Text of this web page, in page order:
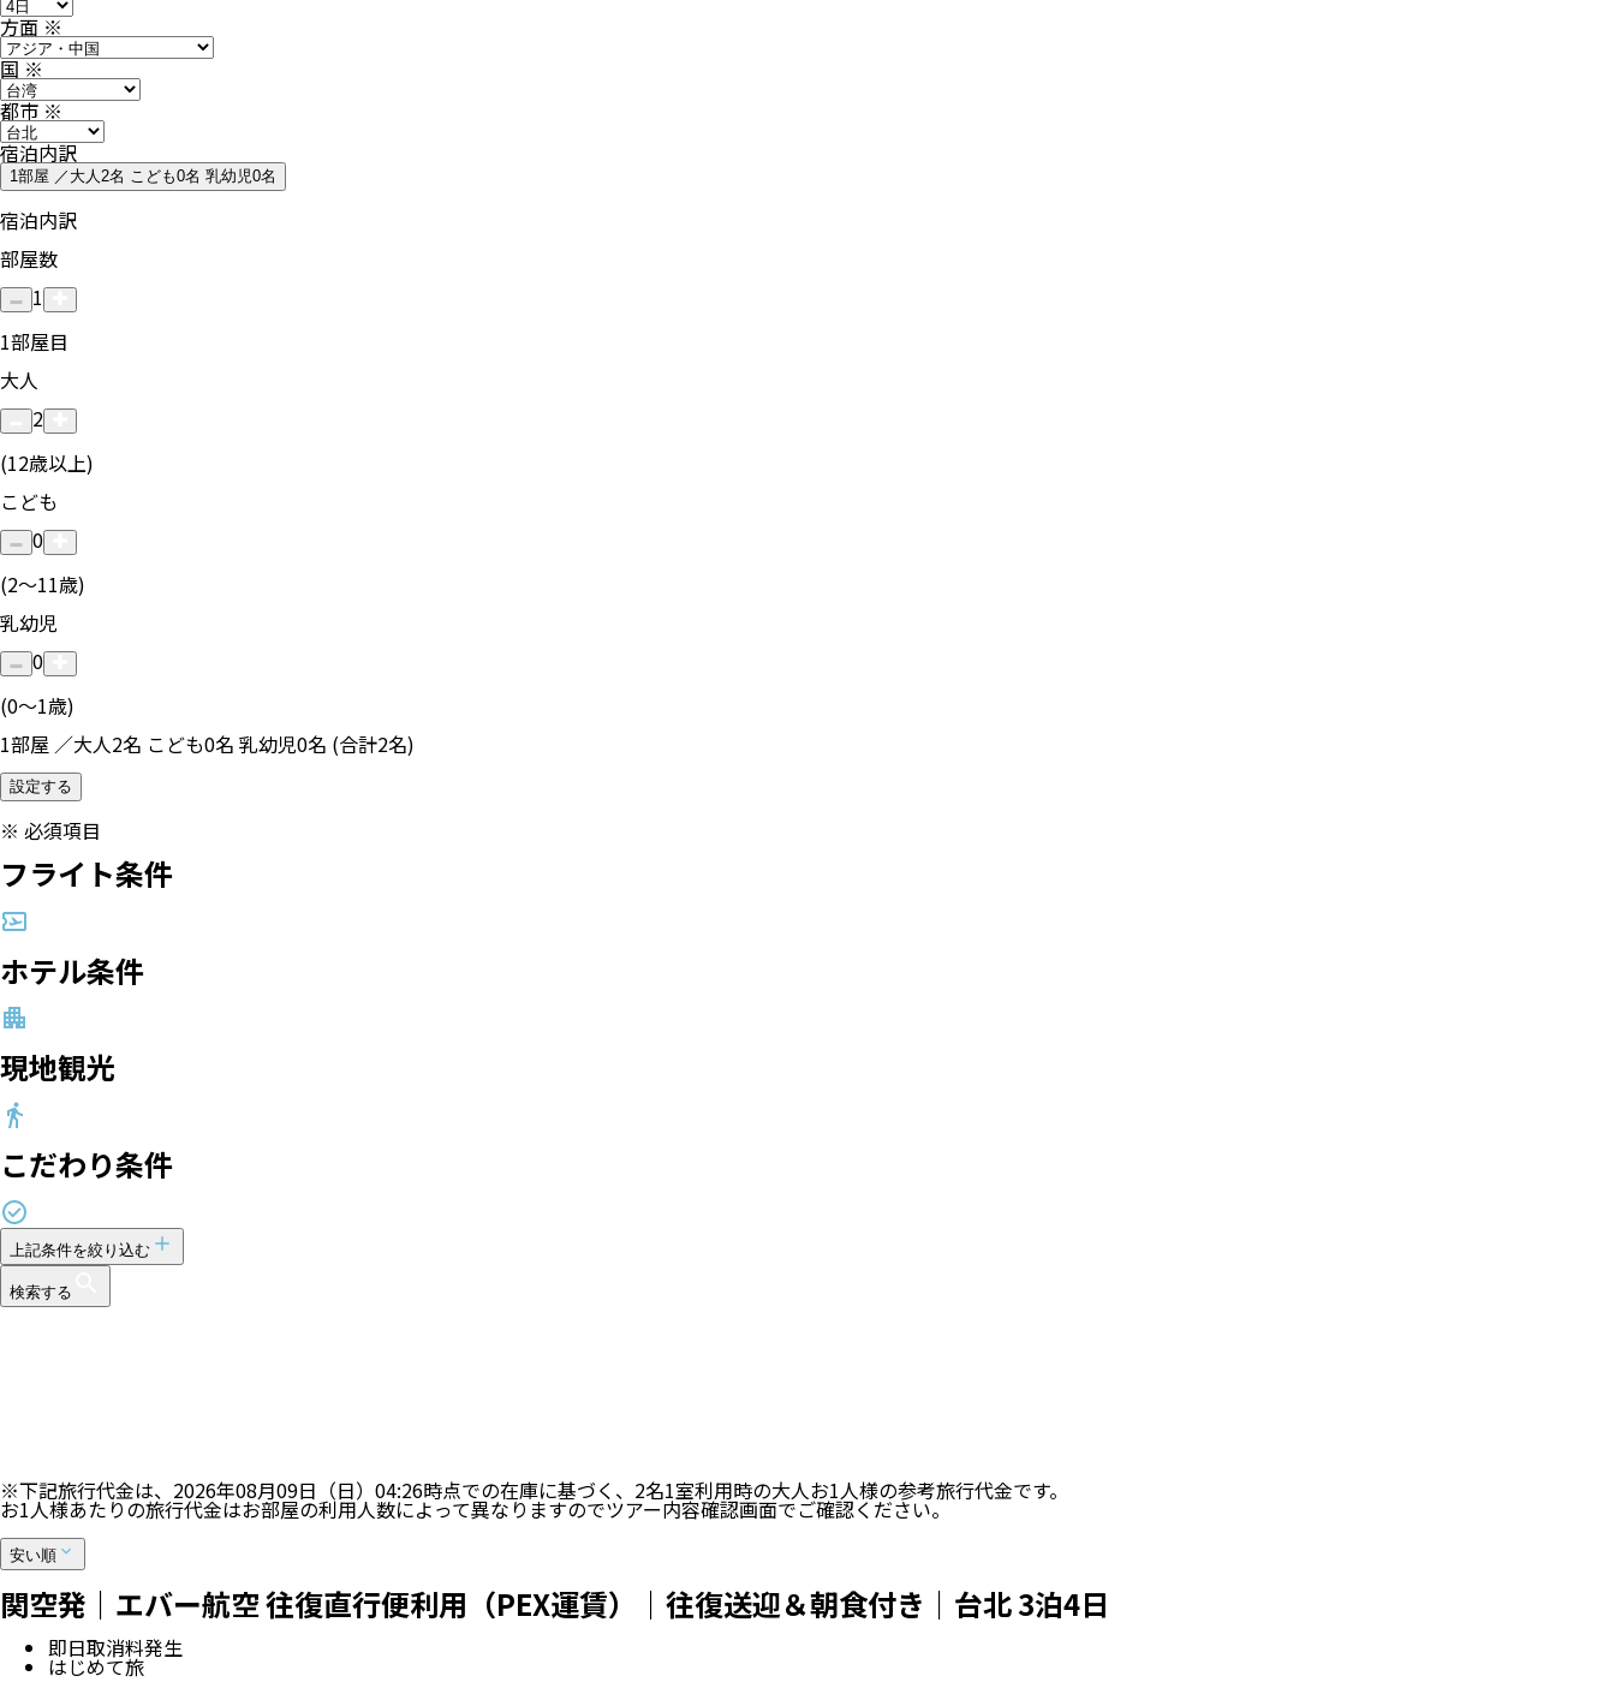
方面※
国※
都市※
宿泊内訳
1部屋 ／大人2名 こども0名 乳幼児0名
宿泊内訳
部屋数
1
1部屋目
大人
2
(12歳以上)
こども
0
(2〜11歳)
乳幼児
0
(0〜1歳)
1部屋 ／大人2名 こども0名 乳幼児0名 (合計2名)
設定する
※ 必須項目
フライト条件
ホテル条件
現地観光
こだわり条件
上記条件を絞り込む
検索する
※下記旅行代金は、 2026年08月09日（日）04:26時点での在庫に基づく、 2名1室利用時の大人お1人様の参考旅行代金です。
お1人様あたりの旅行代金はお部屋の利用人数によって異なりますのでツアー内容確認画面でご確認ください。
安い順
関空発｜エバー航空 往復直行便利用（PEX運賃）｜往復送迎＆朝食付き｜台北 3泊4日
即日取消料発生
はじめて旅